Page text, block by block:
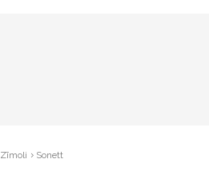
Zīmoli Sonett